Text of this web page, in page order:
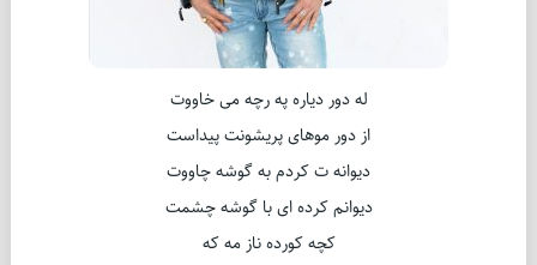
ﻟﻪ ﺩﻭﺭ ﺩﯾﺎﺭﻩ ﭘﻪ ﺭﭼﻪ ﻣﯽ ﺧﺎﻭﻭﺕ
ﺍﺯ ﺩﻭﺭ ﻣﻮﻫﺎﯼ ﭘﺮﯾﺸﻮﻧﺖ ﭘﯿﺪﺍﺳﺖ
ﺩﯾﻮﺍﻧﻪ ﺕ ﮐﺮﺩﻡ ﺑﻪ ﮔﻮﺷﻪ ﭼﺎﻭﻭﺕ
ﺩﯾﻮﺍﻧﻢ ﮐﺮﺩﻩ ﺍﯼ ﺑﺎ ﮔﻮﺷﻪ ﭼﺸﻤﺖ
ﮐﭽﻪ ﮐﻮﺭﺩﻩ ﻧﺎﺯ ﻣﻪ ﮐﻪ